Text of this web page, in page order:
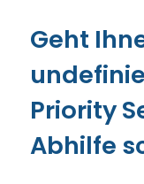
Geht
Priority
Abhilfe